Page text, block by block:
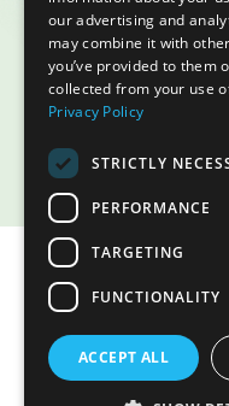
© Slow Food
Politique de
cookies
Slow Food
pour l’espace réservé
Financé
vue et
de
reflètent
Ni l'Union
our advertising and
may combine it with
you’ve provided to them
collected from your use
Privacy Policy
STRICTLY
PERFORMANCE
TARGETING
FUNCTIONALITY
ACCEPT ALL